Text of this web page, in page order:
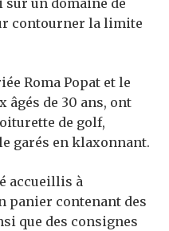
sur un domaine de
contourner la limite
Roma Popat et le
âgés de 30 ans, ont
de golf,
garés en klaxonnant.
accueillis à
panier contenant des
que des consignes